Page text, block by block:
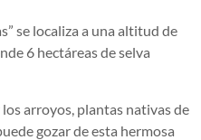
se localiza a una altitud de
6 hectáreas de selva
arroyos, plantas nativas de
gozar de esta hermosa